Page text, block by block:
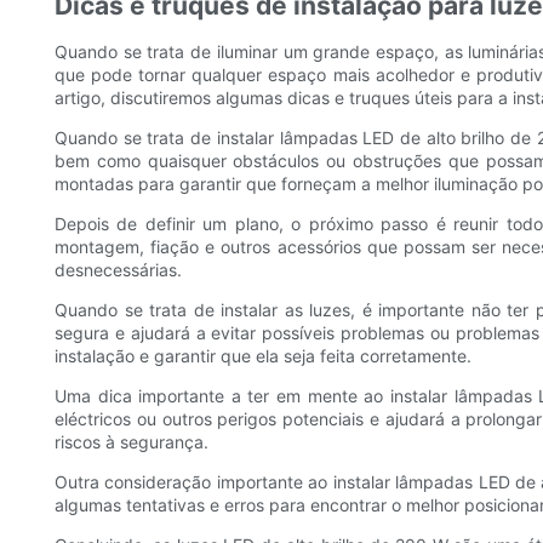
Quando se trata de iluminar um grande espaço, as
que pode tornar qualquer espaço mais acolhedor e
artigo, discutiremos algumas dicas e truques úteis para a
Quando se trata de instalar lâmpadas LED de alto brilho
bem como quaisquer obstáculos ou obstruções que
montadas para garantir que forneçam a melhor iluminação
Depois de definir um plano, o próximo passo é reunir
montagem, fiação e outros acessórios que possam ser
desnecessárias.
Quando se trata de instalar as luzes, é importante não ter
segura e ajudará a evitar possíveis problemas ou
instalação e garantir que ela seja feita corretamente.
Uma dica importante a ter em mente ao instalar
eléctricos ou outros perigos potenciais e ajudará a
riscos à segurança.
Outra consideração importante ao instalar lâmpadas LED
algumas tentativas e erros para encontrar o melhor